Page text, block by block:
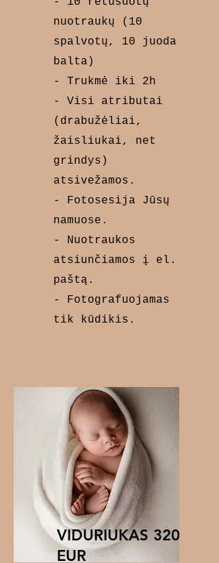
nuotraukų (10
spalvotų, 10 juoda
balta)
- Trukmė iki 2h
- Visi atributai
(drabužėliai,
žaisliukai, net
grindys)
atsivežamos.
- Fotosesija Jūsų
namuose.
- Nuotraukos
atsiunčiamos į el.
paštą.
- Fotografuojamas
tik kūdikis.
VIDURIUKAS 320
EUR